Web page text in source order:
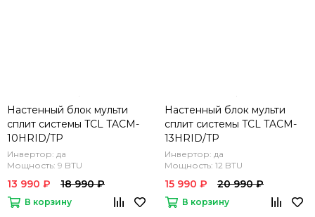
Настенный блок мульти
сплит системы TCL TACM-
10HRID/TP
Инвертор: да
Мощность: 9 BTU
13 990 ₽ 18 990 ₽
В корзину
Настенный блок мульти
сплит системы TCL TACM-
13HRID/TP
Инвертор: да
Мощность: 12 BTU
15 990 ₽ 20 990 ₽
В корзину